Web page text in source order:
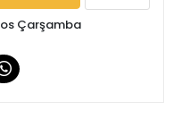
Çarşamba